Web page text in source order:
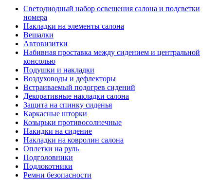
Светодиодный набор освещения салона и подсветки
номера
Накладки на элементы салона
Вешалки
Автовизитки
Набивная проставка между сидением и центральной
консолью
Подушки и накладки
Воздуховоды и дефлекторы
Встраиваемый подогрев сидений
Декоративные накладки салона
Защита на спинку сиденья
Каркасные шторки
Козырьки противосолнечные
Накидки на сидение
Накладки на ковролин салона
Оплетки на руль
Подголовники
Подлокотники
Ремни безопасности